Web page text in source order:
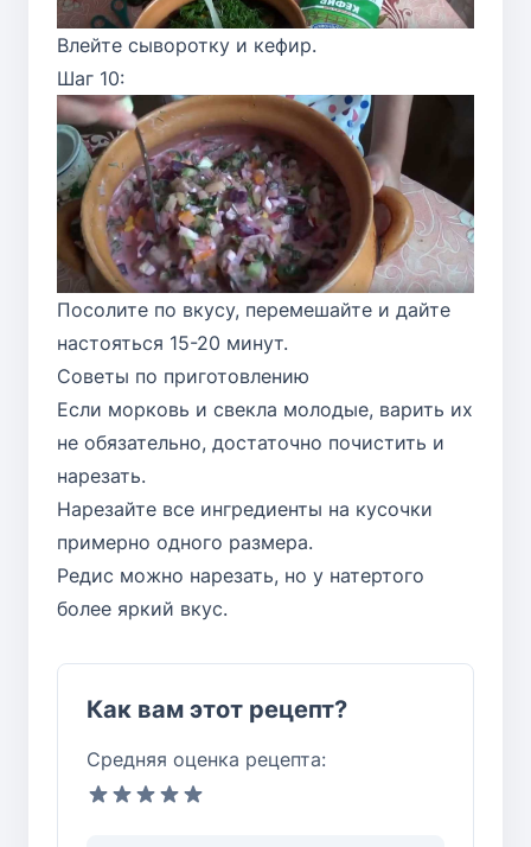
Влейте сыворотку и кефир.
Шаг 10:
Посолите по вкусу, перемешайте и дайте
настояться 15-20 минут.
Советы по приготовлению
Если морковь и свекла молодые, варить их
не обязательно, достаточно почистить и
нарезать.
Нарезайте все ингредиенты на кусочки
примерно одного размера.
Редис можно нарезать, но у натертого
более яркий вкус.
Как вам этот рецепт?
Средняя оценка рецепта: